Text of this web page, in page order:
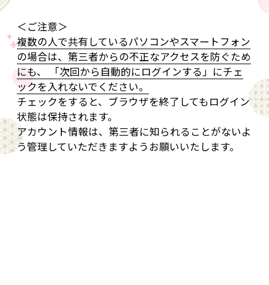
＜ご注意＞
複数の人で共有しているパソコンやスマートフォン
の場合は、第三者からの不正なアクセスを防ぐため
にも、 「次回から自動的にログインする」にチェ
ックを入れないでください。
チェックをすると、ブラウザを終了してもログイン
状態は保持されます。
アカウント情報は、第三者に知られることがないよ
う管理していただきますようお願いいたします。